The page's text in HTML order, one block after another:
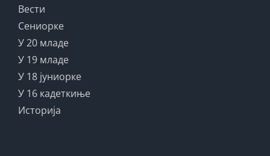
Вести
Сениорке
У 20 младе
У 19 младе
У 18 јуниорке
У 16 кадеткиње
Историја